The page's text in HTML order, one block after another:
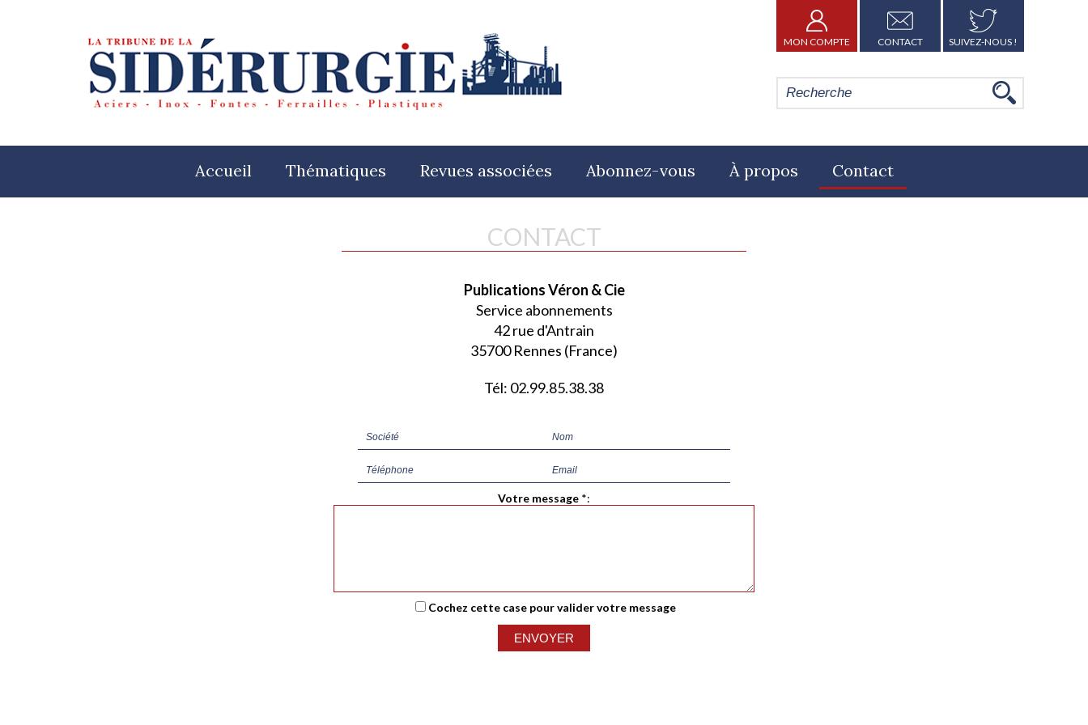
MON COMPTE CONTACT SUIVEZ-NOUS !
Accueil Thématiques Revues associées Abonnez-vous À propos Contact
CONTACT
Publications Véron & Cie
Service abonnements
42 rue d'Antrain
35700 Rennes (France)
Tél: 02.99.85.38.38
Votre message *:
Cochez cette case pour valider votre message